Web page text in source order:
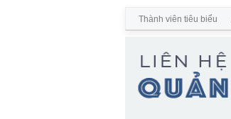
Thành viên tiêu biểu